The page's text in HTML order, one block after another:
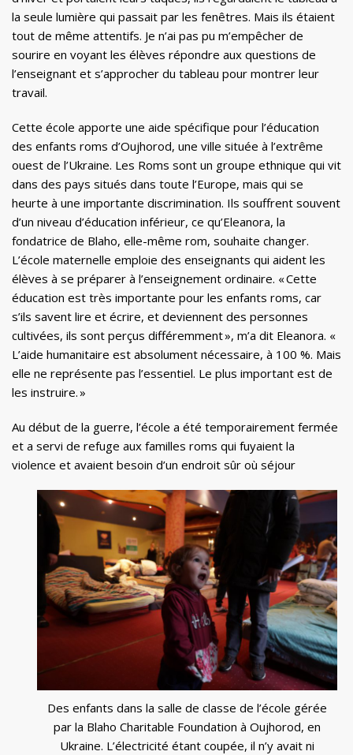
la seule lumière qui passait par les fenêtres. Mais ils étaient
tout de même attentifs. Je n’ai pas pu m’empêcher de
sourire en voyant les élèves répondre aux questions de
l’enseignant et s’approcher du tableau pour montrer leur
travail.
Cette école apporte une aide spécifique pour l’éducation
des enfants roms d’Oujhorod, une ville située à l’extrême
ouest de l’Ukraine. Les Roms sont un groupe ethnique qui vit
dans des pays situés dans toute l’Europe, mais qui se
heurte à une importante discrimination. Ils souffrent souvent
d’un niveau d’éducation inférieur, ce qu’Eleanora, la
fondatrice de Blaho, elle-même rom, souhaite changer.
L’école maternelle emploie des enseignants qui aident les
élèves à se préparer à l’enseignement ordinaire. « Cette
éducation est très importante pour les enfants roms, car
s’ils savent lire et écrire, et deviennent des personnes
cultivées, ils sont perçus différemment », m’a dit Eleanora. «
L’aide humanitaire est absolument nécessaire, à 100 %. Mais
elle ne représente pas l’essentiel. Le plus important est de
les instruire. »
Au début de la guerre, l’école a été temporairement fermée
et a servi de refuge aux familles roms qui fuyaient la
violence et avaient besoin d’un endroit sûr où séjour
Des enfants dans la salle de classe de l’école gérée
par la Blaho Charitable Foundation à Oujhorod, en
Ukraine. L’électricité étant coupée, il n’y avait ni